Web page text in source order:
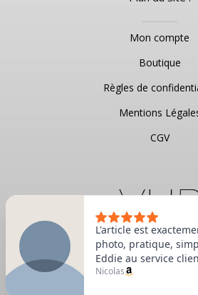
Mon compte
Boutique
Règles de
Mentions
CGV